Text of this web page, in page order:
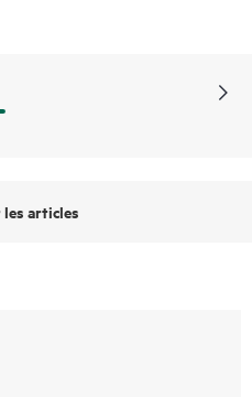
600R inclut une
articles